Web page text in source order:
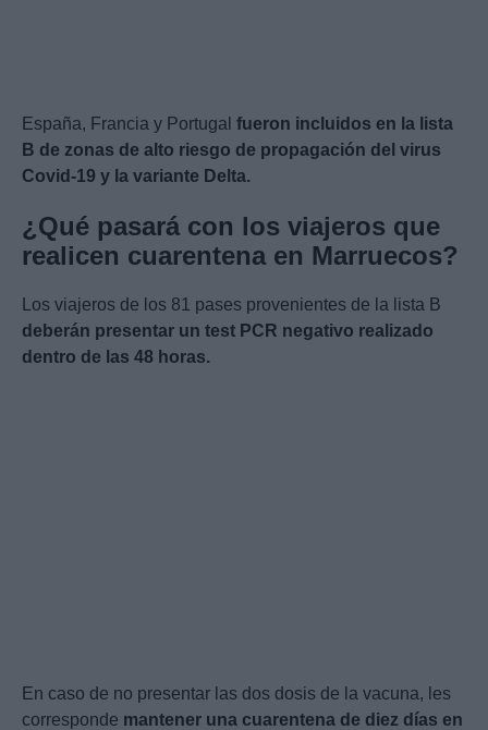
España, Francia y Portugal fueron incluidos en la lista
B de zonas de alto riesgo de propagación del virus
Covid-19 y la variante Delta.
¿Qué pasará con los viajeros que
realicen cuarentena en Marruecos?
Los viajeros de los 81 pases provenientes de la lista B
deberán presentar un test PCR negativo realizado
dentro de las 48 horas.
En caso de no presentar las dos dosis de la vacuna, les
corresponde mantener una cuarentena de diez días en